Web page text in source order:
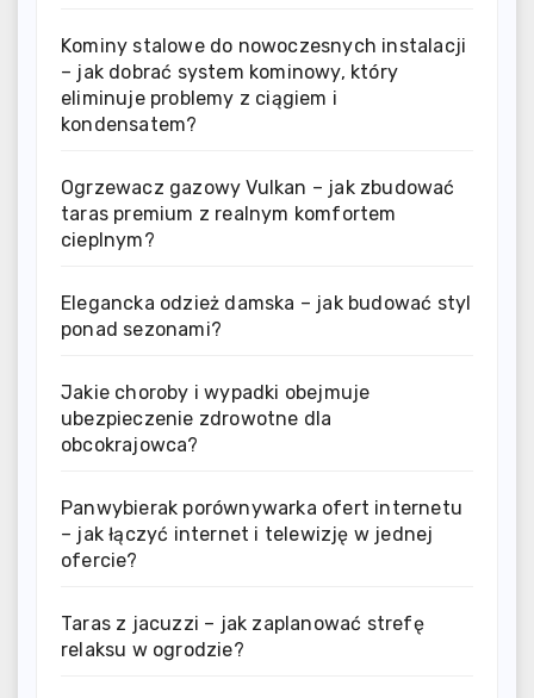
Kominy stalowe do nowoczesnych instalacji
– jak dobrać system kominowy, który
eliminuje problemy z ciągiem i
kondensatem?
Ogrzewacz gazowy Vulkan – jak zbudować
taras premium z realnym komfortem
cieplnym?
Elegancka odzież damska – jak budować styl
ponad sezonami?
Jakie choroby i wypadki obejmuje
ubezpieczenie zdrowotne dla
obcokrajowca?
Panwybierak porównywarka ofert internetu
– jak łączyć internet i telewizję w jednej
ofercie?
Taras z jacuzzi – jak zaplanować strefę
relaksu w ogrodzie?